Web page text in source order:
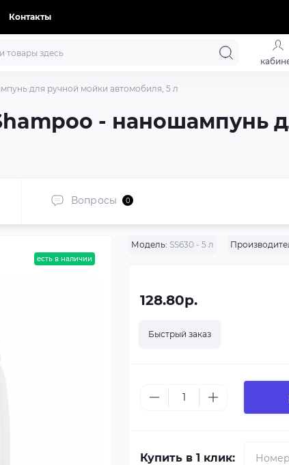
Контакты
для ручной мойки автомобиля, 5 л
- наношампунь
Вопросы 0
есть в наличии
Модель: SS630 - 5 л
128.80р.
Быстрый заказ
Купить в 1 клик: